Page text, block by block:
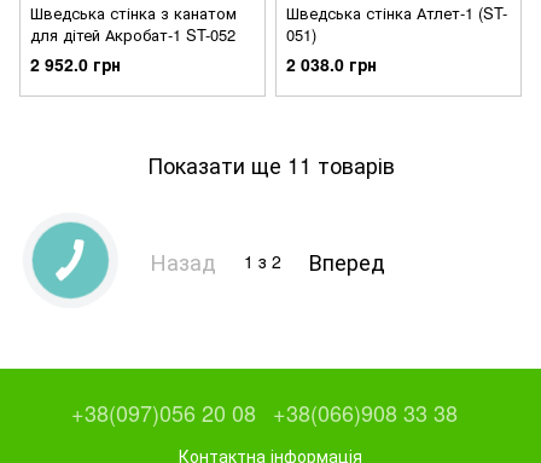
Шведська стінка з канатом
для дітей Акробат-1 ST-052
2 952.0 грн
Шведська стінка Атлет-1 (ST-
051)
2 038.0 грн
Показати ще 11 товарів
Назад 1 з 2 Вперед
+38(097)056 20 08 +38(066)908 33 38
Контактна інформація